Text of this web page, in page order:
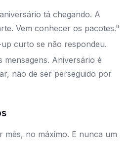
tá chegando. A
Vem conhecer os pacotes."
curto se não respondeu.
mensagens. Aniversário é
não de ser perseguido por
mês, no máximo. E nunca um